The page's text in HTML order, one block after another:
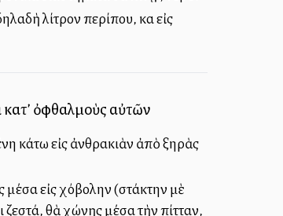
λίτρον περίπου, καὶ εἰς
κατ’ ὀφθαλμοὺς αὐτῶν
κάτω εἰς ἀνθρακιὰν ἀπὸ ξηρὰς
μέσα εἰς χόβολην (στάκτην μὲ
θὰ χώνῃς μέσα τὴν πίτταν,